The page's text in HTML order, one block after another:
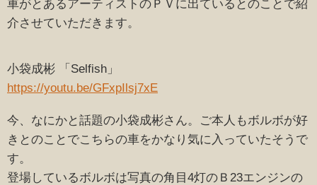
車がとあるアーティストのＰＶに出ているとのことで紹
介させていただきます。
小袋成彬 「Selfish」
https://youtu.be/GFxpIlsj7xE
今、なにかと話題の小袋成彬さん。ご本人もボルボが好
きとのことでこちらの車をかなり気に入っていたそうで
す。
登場しているボルボは写真の角目4灯のＢ23エンジンの